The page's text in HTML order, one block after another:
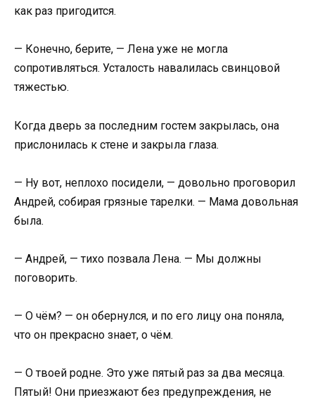
как раз пригодится.
— Конечно, берите, — Лена уже не могла
сопротивляться. Усталость навалилась свинцовой
тяжестью.
Когда дверь за последним гостем закрылась, она
прислонилась к стене и закрыла глаза.
— Ну вот, неплохо посидели, — довольно проговорил
Андрей, собирая грязные тарелки. — Мама довольная
была.
— Андрей, — тихо позвала Лена. — Мы должны
поговорить.
— О чём? — он обернулся, и по его лицу она поняла,
что он прекрасно знает, о чём.
— О твоей родне. Это уже пятый раз за два месяца.
Пятый! Они приезжают без предупреждения, не